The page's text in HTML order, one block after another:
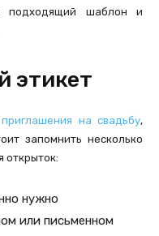
подходящий шаблон и
этикет
на свадьбу,
запомнить несколько
открыток:
нужно
или письменном